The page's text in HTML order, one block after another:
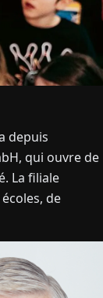
depuis
qui ouvre de
La filiale
de